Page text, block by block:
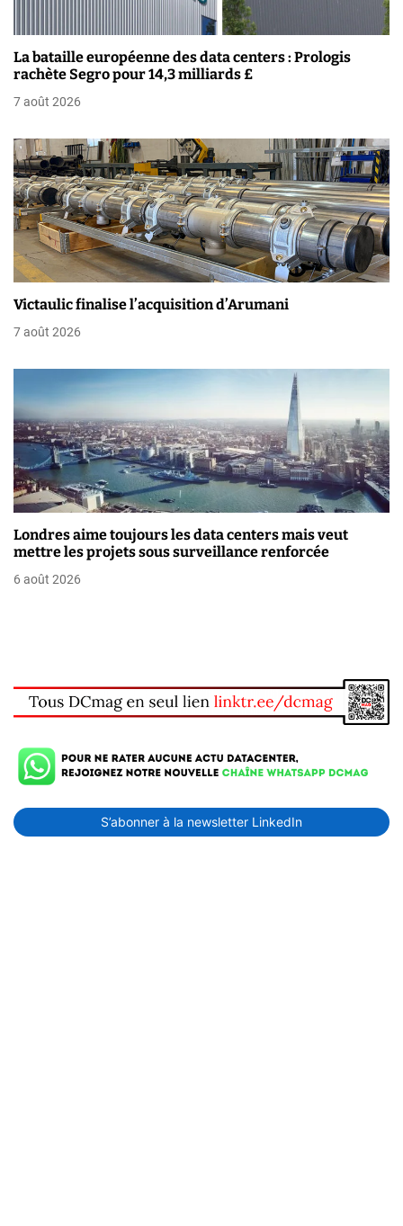
d
e
l
’
a
r
t
i
c
La bataille européenne des data centers : Prologis
rachète Segro pour 14,3 milliards £
7 août 2026
Victaulic finalise l’acquisition d’Arumani
7 août 2026
Londres aime toujours les data centers mais veut
mettre les projets sous surveillance renforcée
6 août 2026
S’abonner à la newsletter LinkedIn